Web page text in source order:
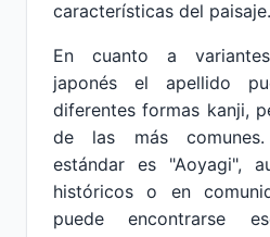
características del paisaje.
En cuanto a
japonés el apellido
diferentes formas kanji,
de las más
estándar es "Aoyagi",
históricos o en
puede encontrarse